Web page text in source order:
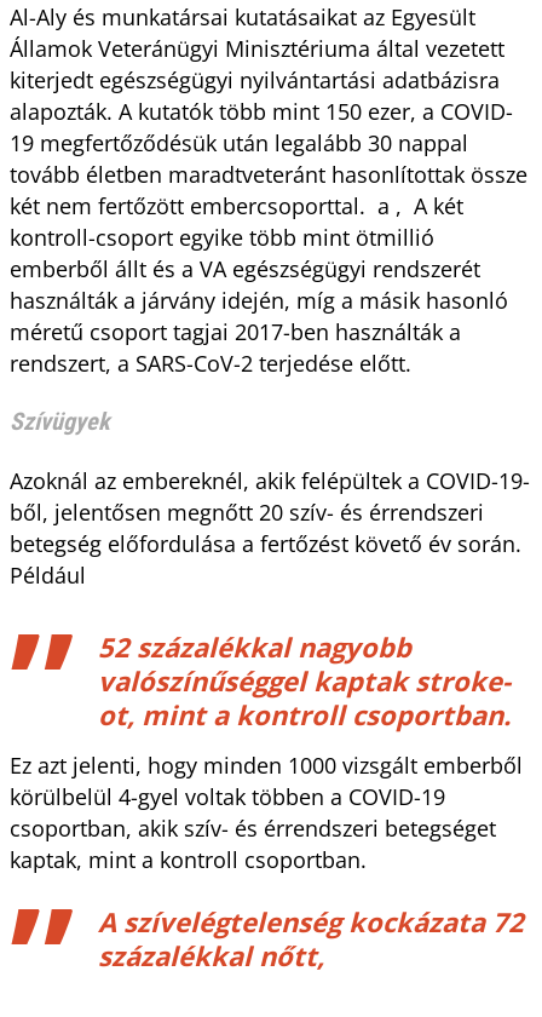
Al-Aly és munkatársai kutatásaikat az Egyesült
Államok Veteránügyi Minisztériuma által vezetett
kiterjedt egészségügyi nyilvántartási adatbázisra
alapozták. A kutatók több mint 150 ezer, a COVID-
19 megfertőződésük után legalább 30 nappal
tovább életben maradtveteránt hasonlítottak össze
két nem fertőzött embercsoporttal. a , A két
kontroll-csoport egyike több mint ötmillió
emberből állt és a VA egészségügyi rendszerét
használták a járvány idején, míg a másik hasonló
méretű csoport tagjai 2017-ben használták a
rendszert, a SARS-CoV-2 terjedése előtt.
Szívügyek
Azoknál az embereknél, akik felépültek a COVID-19-
ből, jelentősen megnőtt 20 szív- és érrendszeri
betegség előfordulása a fertőzést követő év során.
Például
52 százalékkal nagyobb
valószínűséggel kaptak stroke-
ot, mint a kontroll csoportban.
Ez azt jelenti, hogy minden 1000 vizsgált emberből
körülbelül 4-gyel voltak többen a COVID-19
csoportban, akik szív- és érrendszeri betegséget
kaptak, mint a kontroll csoportban.
A szívelégtelenség kockázata 72
százalékkal nőtt,